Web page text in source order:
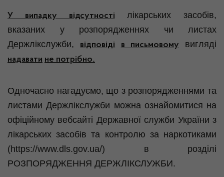
У випадку відсутності лікарських засобів,
вказаних у розпорядженнях чи листах
Держлікслужби, відповіді в письмовому вигляді
надавати не потрібно.
Одночасно нагадуємо, що з розпорядженнями та
листами Держлікслужби можна ознайомитися на
офіційному вебсайті Державної служби України з
лікарських засобів та контролю за наркотиками
(https://www.dls.gov.ua/) в розділі
РОЗПОРЯДЖЕННЯ ДЕРЖЛІКСЛУЖБИ.